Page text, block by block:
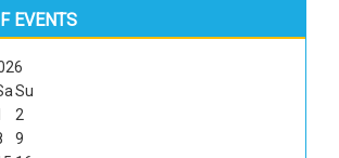
EVENTS
Su
2
9